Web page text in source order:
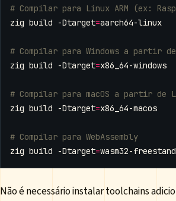
# Compilar para Linux ARM (ex:
zig build -Dtarget=
# Compilar para Windows a partir
zig build -Dtarget=
# Compilar para macOS a partir de
zig build -Dtarget=
# Compilar para WebAssembly
zig build -Dtarget=
Não é necessário instalar toolchains